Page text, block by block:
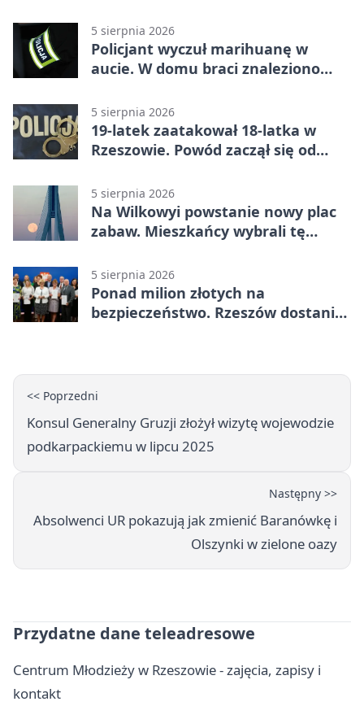
5 sierpnia 2026
Policjant wyczuł marihuanę w
aucie. W domu braci znaleziono
5 sierpnia 2026
19-latek zaatakował 18-latka w
Rzeszowie. Powód zaczął się od
5 sierpnia 2026
Na Wilkowyi powstanie nowy plac
zabaw. Mieszkańcy wybrali tę
5 sierpnia 2026
Ponad milion złotych na
bezpieczeństwo. Rzeszów dostanie
<< Poprzedni
Konsul Generalny Gruzji złożył wizytę wojewodzie
podkarpackiemu w lipcu 2025
Następny >>
Absolwenci UR pokazują jak zmienić Baranówkę i
Olszynki w zielone oazy
Przydatne dane teleadresowe
Centrum Młodzieży w Rzeszowie - zajęcia, zapisy i
kontakt